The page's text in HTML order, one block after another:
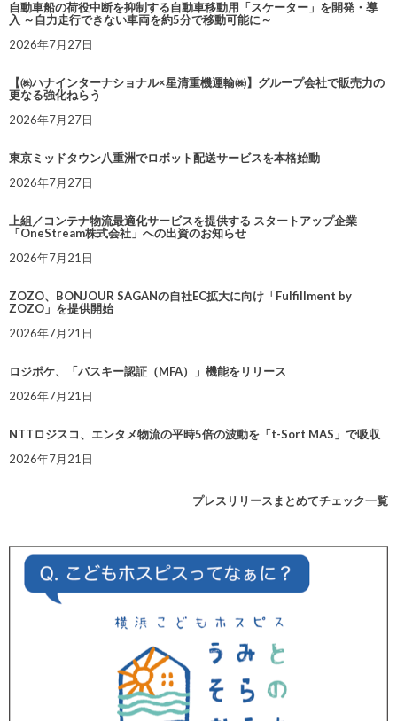
自動車船の荷役中断を抑制する自動車移動用「スケーター」を開発・導
入 ～自力走行できない車両を約5分で移動可能に～
2026年7月27日
【㈱ハナインターナショナル×星清重機運輸㈱】グループ会社で販売力の
更なる強化ねらう
2026年7月27日
東京ミッドタウン八重洲でロボット配送サービスを本格始動
2026年7月27日
上組／コンテナ物流最適化サービスを提供する スタートアップ企業
「OneStream株式会社」への出資のお知らせ
2026年7月21日
ZOZO、BONJOUR SAGANの自社EC拡大に向け「Fulfillment by
ZOZO」を提供開始
2026年7月21日
ロジポケ、「パスキー認証（MFA）」機能をリリース
2026年7月21日
NTTロジスコ、エンタメ物流の平時5倍の波動を「t-Sort MAS」で吸収
2026年7月21日
プレスリリースまとめてチェック一覧